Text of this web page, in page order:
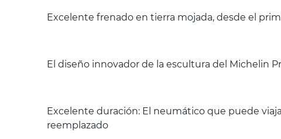
Excelente frenado en tierra mojada, desde el
El diseño innovador de la escultura del Michelin
Excelente duración: El neumático que puede
reemplazado